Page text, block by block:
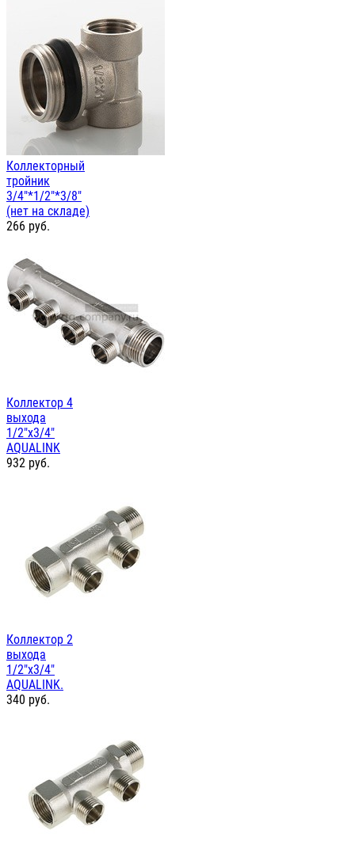
Коллекторный
тройник
3/4"*1/2"*3/8"
(нет на складе)
266 руб.
Коллектор 4
выхода
1/2"х3/4"
AQUALINK
932 руб.
Коллектор 2
выхода
1/2"х3/4"
AQUALINK.
340 руб.